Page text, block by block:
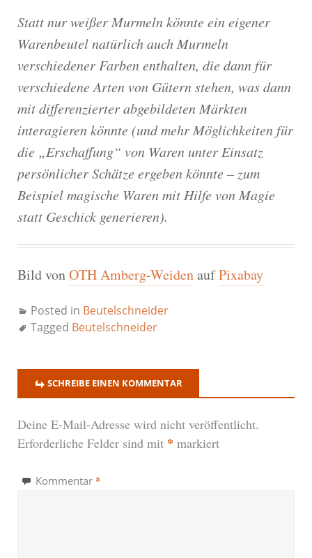
Statt nur weißer Murmeln könnte ein eigener
Warenbeutel natürlich auch Murmeln
verschiedener Farben enthalten, die dann für
verschiedene Arten von Gütern stehen, was dann
mit differenzierter abgebildeten Märkten
interagieren könnte (und mehr Möglichkeiten für
die „Erschaffung“ von Waren unter Einsatz
persönlicher Schätze ergeben könnte – zum
Beispiel magische Waren mit Hilfe von Magie
statt Geschick generieren).
Bild vonOTH Amberg-WeidenaufPixabay
Posted in Beutelschneider
Tagged Beutelschneider
SCHREIBE EINEN KOMMENTAR
Deine E-Mail-Adresse wird nicht veröffentlicht.
Erforderliche Felder sind mit * markiert
Kommentar *